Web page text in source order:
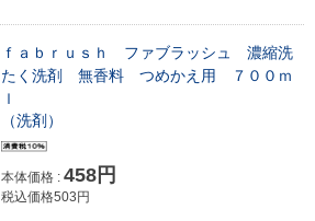
ｆａｂｒｕｓｈ ファブラッシュ 濃縮洗
たく洗剤 無香料 つめかえ用 ７００ｍ
ｌ
（洗剤）
本体価格 : 458円
税込価格503円